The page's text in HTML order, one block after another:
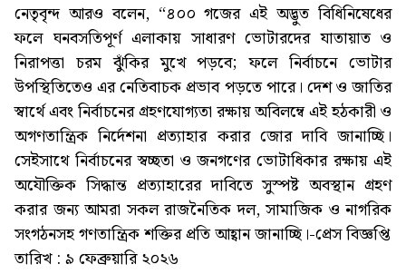
নেতৃবৃন্দ আরও বলেন, “৪০০ গজের এই অদ্ভুত বিধিনিষেধের
ফলে ঘনবসতিপূর্ণ এলাকায় সাধারণ ভোটারদের যাতায়াত ও
নিরাপত্তা চরম ঝুঁকির মুখে পড়বে; ফলে নির্বাচনে ভোটার
উপস্থিতিতেও এর নেতিবাচক প্রভাব পড়তে পারে। দেশ ও জাতির
স্বার্থে এবং নির্বাচনের গ্রহণযোগ্যতা রক্ষায় অবিলম্বে এই হঠকারী ও
অগণতান্ত্রিক নির্দেশনা প্রত্যাহার করার জোর দাবি জানাচ্ছি।
সেইসাথে নির্বাচনের স্বচ্ছতা ও জনগণের ভোটাধিকার রক্ষায় এই
অযৌক্তিক সিদ্ধান্ত প্রত্যাহারের দাবিতে সুস্পষ্ট অবস্থান গ্রহণ
করার জন্য আমরা সকল রাজনৈতিক দল, সামাজিক ও নাগরিক
সংগঠনসহ গণতান্ত্রিক শক্তির প্রতি আহ্বান জানাচ্ছি।-প্রেস বিজ্ঞপ্তি
তারিখ : ৯ ফেব্রুয়ারি ২০২৬